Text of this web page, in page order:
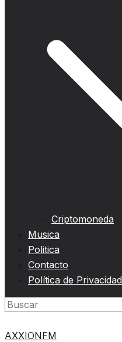
Criptomoneda
Musica
Politica
Contacto
Política de Privacidad
AXXIONFM